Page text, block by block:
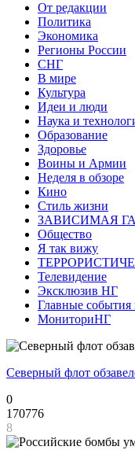
От редакции
Политика
Экономика
Регионы России
СНГ
В мире
Культура
Идеи и люди
Наука и
Образование
Здоровье
Воины и Армии
Неделя в обзоре
Кино
Стиль жизни
ЗАВИСИМАЯ
Общество
Я так вижу
Телевидение
Эксклюзив НГ
Главные
МониториНГ
Северный флот
0
170776
8